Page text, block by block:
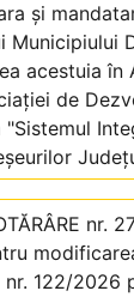
și
Municipiului
acestuia în
de
"Sistemul
nr.
122/2026